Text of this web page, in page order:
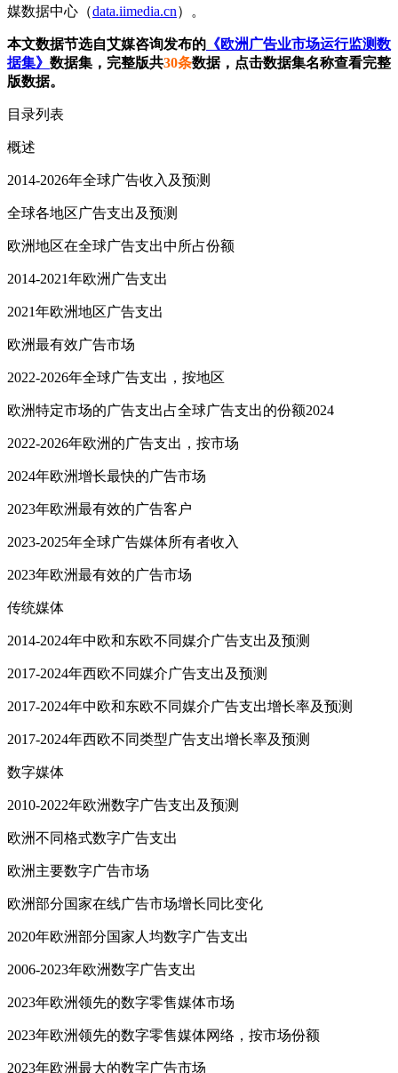
媒数据中心（data.iimedia.cn）。
本文数据节选自艾媒咨询发布的 《欧洲广告业市场运行监测数
据集》 数据集，完整版共30条数据，点击数据集名称查看完整
版数据。
目录列表
概述
2014-2026年全球广告收入及预测
全球各地区广告支出及预测
欧洲地区在全球广告支出中所占份额
2014-2021年欧洲广告支出
2021年欧洲地区广告支出
欧洲最有效广告市场
2022-2026年全球广告支出，按地区
欧洲特定市场的广告支出占全球广告支出的份额2024
2022-2026年欧洲的广告支出，按市场
2024年欧洲增长最快的广告市场
2023年欧洲最有效的广告客户
2023-2025年全球广告媒体所有者收入
2023年欧洲最有效的广告市场
传统媒体
2014-2024年中欧和东欧不同媒介广告支出及预测
2017-2024年西欧不同媒介广告支出及预测
2017-2024年中欧和东欧不同媒介广告支出增长率及预测
2017-2024年西欧不同类型广告支出增长率及预测
数字媒体
2010-2022年欧洲数字广告支出及预测
欧洲不同格式数字广告支出
欧洲主要数字广告市场
欧洲部分国家在线广告市场增长同比变化
2020年欧洲部分国家人均数字广告支出
2006-2023年欧洲数字广告支出
2023年欧洲领先的数字零售媒体市场
2023年欧洲领先的数字零售媒体网络，按市场份额
2023年欧洲最大的数字广告市场